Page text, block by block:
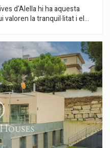
d'Alella hi ha aquesta
valoren la tranquil·litat i el
menjador i la cuina
llum natural, amb sortida
porxo, perfecta per a
lliure. En aquest mateix
i una àrea independent
i un bany, ideal per
zona de servei totalment
un bany complet. La
disposa d´amplis
amb dutxa i banyera. La